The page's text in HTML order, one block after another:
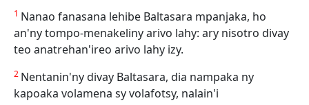
1 Nanao fanasana lehibe Baltasara mpanjaka, ho
an'ny tompo-menakeliny arivo lahy: ary nisotro divay
teo anatrehan'ireo arivo lahy izy.
2 Nentanin'ny divay Baltasara, dia nampaka ny
kapoaka volamena sy volafotsy, nalain'i